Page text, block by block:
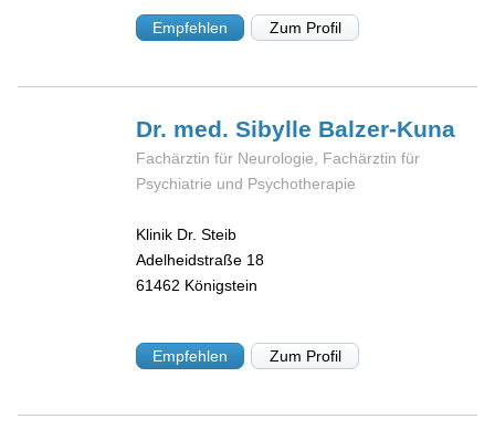
Empfehlen Zum Profil
Dr. med. Sibylle Balzer-Kuna
Fachärztin für Neurologie, Fachärztin für
Psychiatrie und Psychotherapie
Klinik Dr. Steib
Adelheidstraße 18
61462 Königstein
Empfehlen Zum Profil